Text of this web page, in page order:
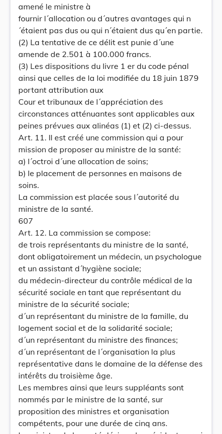
amené le ministre à
fournir l´allocation ou d´autres avantages qui n
´étaient pas dus ou qui n´étaient dus qu´en partie.
(2) La tentative de ce délit est punie d´une
amende de 2.501 à 100.000 francs.
(3) Les dispositions du livre 1 er du code pénal
ainsi que celles de la loi modifiée du 18 juin 1879
portant attribution aux
Cour et tribunaux de l´appréciation des
circonstances atténuantes sont applicables aux
peines prévues aux alinéas (1) et (2) ci-dessus.
Art. 11. Il est créé une commission qui a pour
mission de proposer au ministre de la santé:
a) l´octroi d´une allocation de soins;
b) le placement de personnes en maisons de
soins.
La commission est placée sous l´autorité du
ministre de la santé.
607
Art. 12. La commission se compose:
de trois représentants du ministre de la santé,
dont obligatoirement un médecin, un psychologue
et un assistant d´hygiène sociale;
du médecin-directeur du contrôle médical de la
sécurité sociale en tant que représentant du
ministre de la sécurité sociale;
d´un représentant du ministre de la famille, du
logement social et de la solidarité sociale;
d´un représentant du ministre des finances;
d´un représentant de l´organisation la plus
représentative dans le domaine de la défense des
intérêts du troisième âge.
Les membres ainsi que leurs suppléants sont
nommés par le ministre de la santé, sur
proposition des ministres et organisation
compétents, pour une durée de cinq ans.